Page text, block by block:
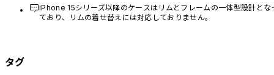
iPhone 15シリーズ以降のケースはリムとフレームの一体型設計とな
ており、リムの着せ替えには対応しておりません。
タグ